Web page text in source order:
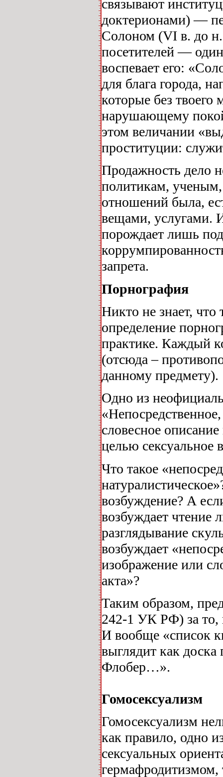
связывают
доктерионами) —
Солоном (VI в. до
посетителей —
воспевает его:
для блага города,
которые без
нарушающему
этом величании
проституции:
Продажность дело
политикам,
отношений была,
вещами, услугами.
порождает лишь
запрета.
Порнография
Никто не знает,
определение
практике. Каждый
(отсюда –
данному предмету).
Одно из
словесное
целью сексуальное
Что такое
возбуждение? А
возбуждает
разглядывание
возбуждает
изображение или
акта»?
Таким образом,
242-1 УК РФ) за то,
И вообще «список
выглядит как
Флобер…».
Гомосексуализм
Гомосексуализм
как правило, одно
сексуальных
гермафродитизмом,